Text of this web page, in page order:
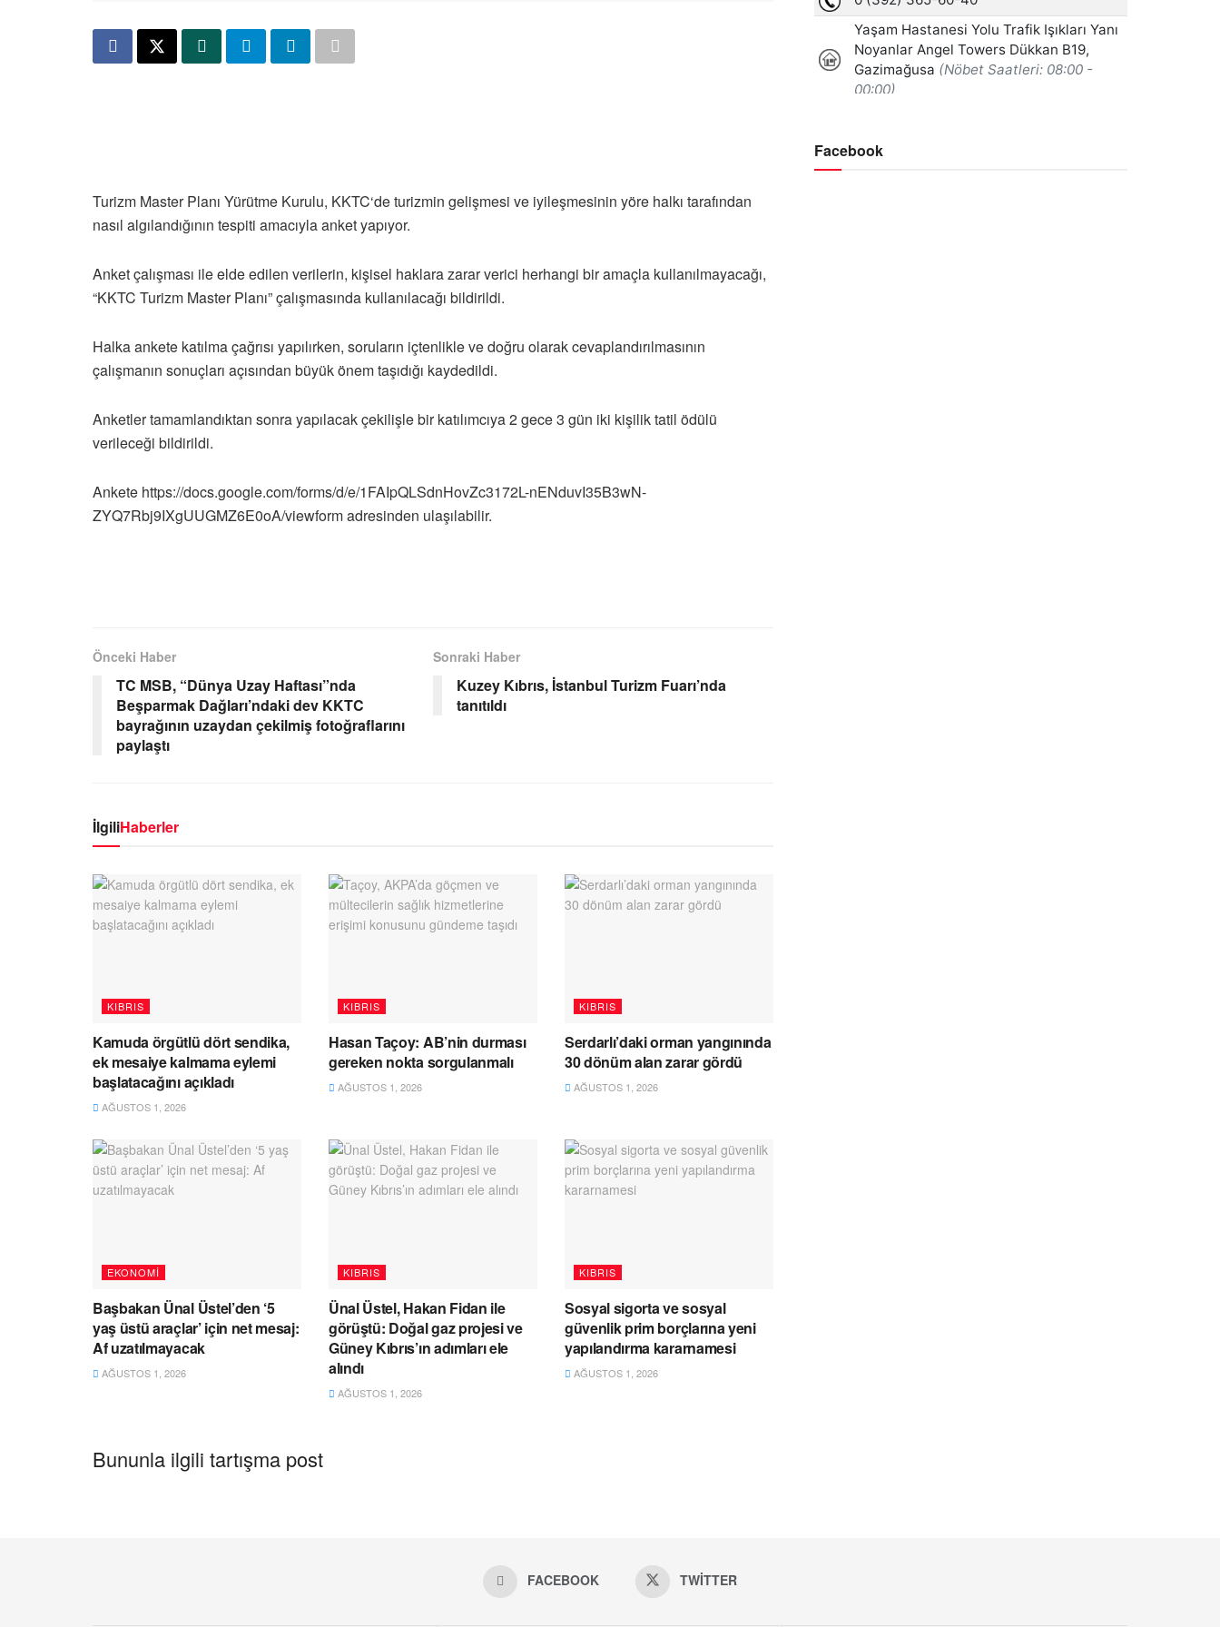
Turizm Master Planı Yürütme Kurulu, KKTC‘de turizmin gelişmesi ve iyileşmesinin yöre halkı tarafından
nasıl algılandığının tespiti amacıyla anket yapıyor.
Anket çalışması ile elde edilen verilerin, kişisel haklara zarar verici herhangi bir amaçla kullanılmayacağı,
“KKTC Turizm Master Planı” çalışmasında kullanılacağı bildirildi.
Halka ankete katılma çağrısı yapılırken, soruların içtenlikle ve doğru olarak cevaplandırılmasının
çalışmanın sonuçları açısından büyük önem taşıdığı kaydedildi.
Anketler tamamlandıktan sonra yapılacak çekilişle bir katılımcıya 2 gece 3 gün iki kişilik tatil ödülü
verileceği bildirildi.
Ankete https://docs.google.com/forms/d/e/1FAIpQLSdnHovZc3172L-nENduvI35B3wN-
ZYQ7Rbj9IXgUUGMZ6E0oA/viewform adresinden ulaşılabilir.
Önceki Haber
TC MSB, “Dünya Uzay Haftası”nda
Beşparmak Dağları’ndaki dev KKTC
bayrağının uzaydan çekilmiş fotoğraflarını
paylaştı
Sonraki Haber
Kuzey Kıbrıs, İstanbul Turizm Fuarı’nda
tanıtıldı
İlgiliHaberler
KIBRIS
Kamuda örgütlü dört sendika,
ek mesaiye kalmama eylemi
başlatacağını açıkladı
AĞUSTOS 1, 2026
KIBRIS
Hasan Taçoy: AB’nin durması
gereken nokta sorgulanmalı
AĞUSTOS 1, 2026
KIBRIS
Serdarlı’daki orman yangınında
30 dönüm alan zarar gördü
AĞUSTOS 1, 2026
EKONOMI
Başbakan Ünal Üstel’den ‘5
yaş üstü araçlar’ için net mesaj:
Af uzatılmayacak
AĞUSTOS 1, 2026
KIBRIS
Ünal Üstel, Hakan Fidan ile
görüştü: Doğal gaz projesi ve
Güney Kıbrıs’ın adımları ele
alındı
AĞUSTOS 1, 2026
KIBRIS
Sosyal sigorta ve sosyal
güvenlik prim borçlarına yeni
yapılandırma kararnamesi
AĞUSTOS 1, 2026
Bununla ilgili tartışma post
Facebook
FACEBOOK TWITTER